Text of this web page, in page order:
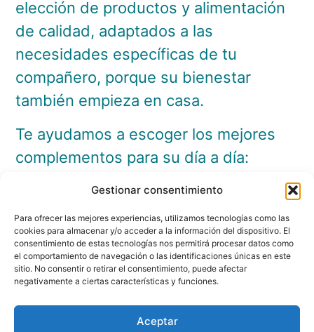
Gestionar consentimiento
Para ofrecer las mejores experiencias, utilizamos tecnologías como las
cookies para almacenar y/o acceder a la información del dispositivo. El
consentimiento de estas tecnologías nos permitirá procesar datos como
el comportamiento de navegación o las identificaciones únicas en este
sitio. No consentir o retirar el consentimiento, puede afectar
negativamente a ciertas características y funciones.
Aceptar
elección de productos y alimentación
de calidad, adaptados a las
necesidades específicas de tu
compañero, porque su bienestar
también empieza en casa.
Te ayudamos a escoger los mejores
complementos para su día a día:
seguros, siempre pensando en su
comodidad y en tu tranquilidad.